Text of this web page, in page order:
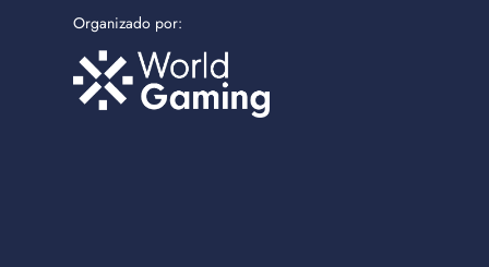
Organizado por: